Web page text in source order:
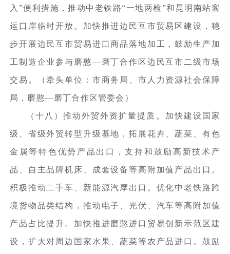
入”便利措施，推动中老铁路“一地两检”和昆明南站客
运口岸临时开放。加快推进边民互市贸易区建设，稳
步开展边民互市贸易进口商品落地加工，鼓励生产加
工制造企业参与磨憨—磨丁合作区边民互市二级市场
交易。（牵头单位：市商务局、市人力资源社会保障
局，磨憨—磨丁合作区管委会）
（十八）推动外贸外资扩量提质。加快建设国家
级、省级外贸转型升级基地，拓展花卉、蔬菜、有色
金属等特色优势产品出口，支持和鼓励高新技术产
品、自主品牌机床、成套设备等高附加值产品出口。
积极推动二手车、新能源汽摩出口。优化中老铁路跨
境货物品类结构，推动电子、光伏、汽车等高附加值
产品占比提升。加快推进磨憨进口贸易创新示范区建
设，扩大对周边国家水果、蔬菜等农产品进口。鼓励